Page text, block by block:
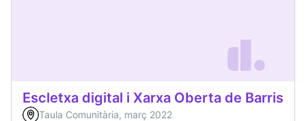
Escletxa digital i Xarxa Oberta de Barris
Taula Comunitària, març 2022